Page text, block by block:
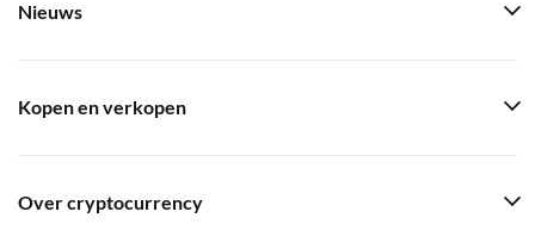
Nieuws
Kopen en verkopen
Over cryptocurrency